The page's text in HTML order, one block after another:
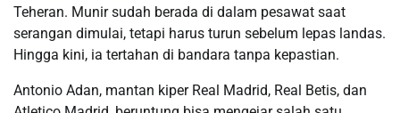
Teheran. Munir sudah berada di dalam pesawat saat
serangan dimulai, tetapi harus turun sebelum lepas landas.
Hingga kini, ia tertahan di bandara tanpa kepastian.
Antonio Adan, mantan kiper Real Madrid, Real Betis, dan